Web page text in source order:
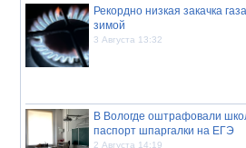
Рекордно низкая закачка
зимой
3 Августа 13:32
В Вологде оштрафовали
паспорт шпаргалки на ЕГЭ
2 Августа 14:19